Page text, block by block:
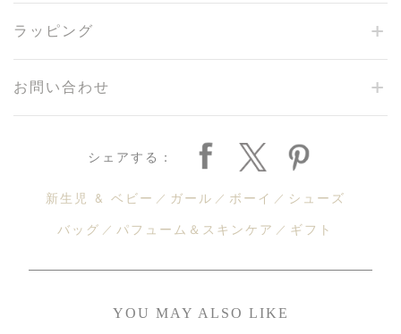
ラッピング
お問い合わせ
シェアする：
新生児 & ベビー ガール ボーイ シューズ
バッグ パフューム＆スキンケア ギフト
YOU MAY ALSO LIKE